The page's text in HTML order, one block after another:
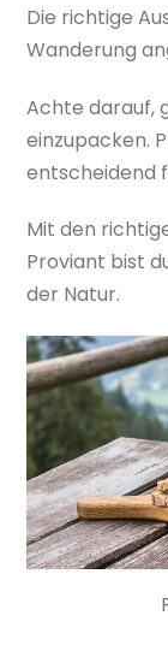
Die richtige
Wanderung
Achte darauf,
einzupacken.
entscheidend
Mit den
Proviant bist
der Natur.